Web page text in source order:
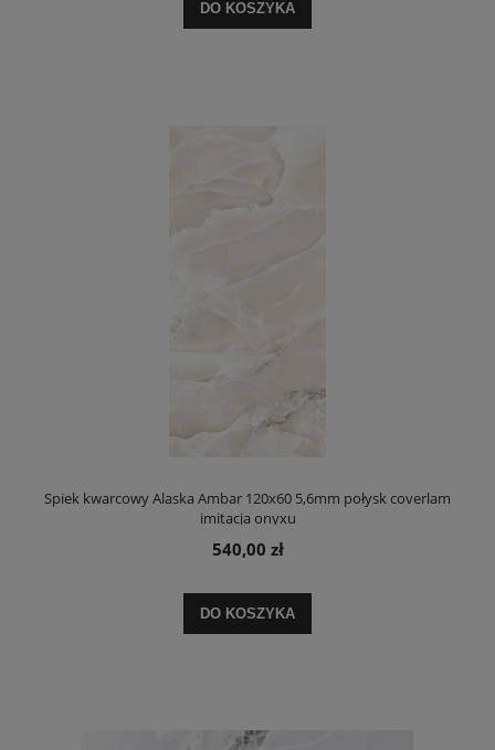
DO KOSZYKA
Spiek kwarcowy Alaska Ambar 120x60 5,6mm połysk coverlam
imitacja onyxu
540,00 zł
DO KOSZYKA